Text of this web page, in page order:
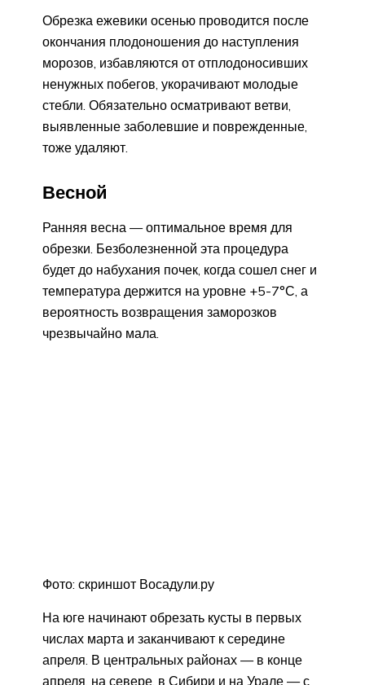
Обрезка ежевики осенью проводится после
окончания плодоношения до наступления
морозов, избавляются от отплодоносивших
ненужных побегов, укорачивают молодые
стебли. Обязательно осматривают ветви,
выявленные заболевшие и поврежденные,
тоже удаляют.
Весной
Ранняя весна — оптимальное время для
обрезки. Безболезненной эта процедура
будет до набухания почек, когда сошел снег и
температура держится на уровне +5-7°С, а
вероятность возвращения заморозков
чрезвычайно мала.
Фото: скриншот Восадули.ру
На юге начинают обрезать кусты в первых
числах марта и заканчивают к середине
апреля. В центральных районах — в конце
апреля, на севере, в Сибири и на Урале — с